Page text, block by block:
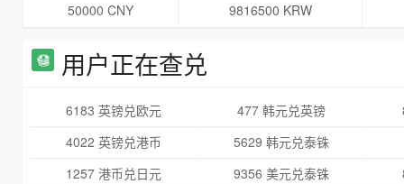
50000 CNY
9816500 KRW
用户正在查兑
6183 英镑兑欧元 477 韩元兑英镑
4022 英镑兑港币
5629 韩元兑泰铢
1257 港币兑日元
9356 美元兑泰铢